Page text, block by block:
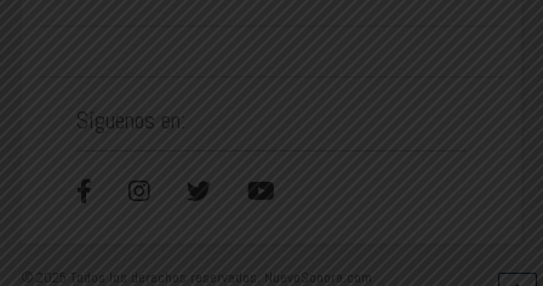
Síguenos en:
© 2025 Todos los derechos reservados. NuevoSonora.com